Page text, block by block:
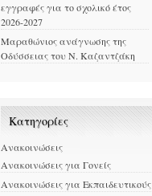
εγγραφές για το σχολικό έτος
2026-2027
Μαραθώνιος ανάγνωσης της
Οδύσσειας του Ν. Καζαντζάκη
Kατηγορίες
Ανακοινώσεις
Ανακοινώσεις για Γονείς
Ανακοινώσεις για Εκπαιδευτικούς